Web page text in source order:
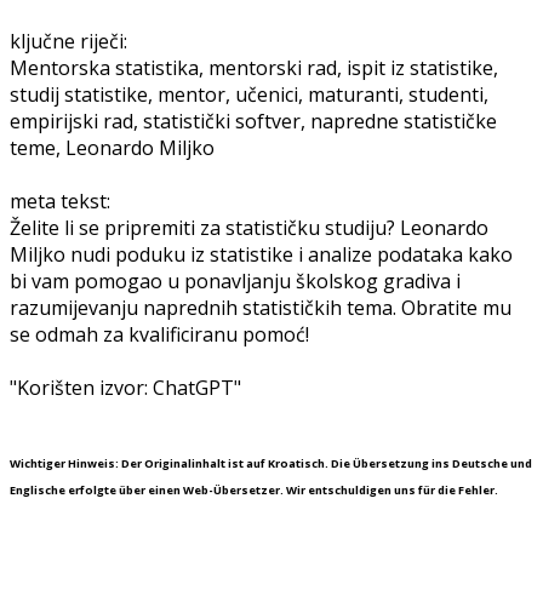
ključne riječi:
Mentorska statistika, mentorski rad, ispit iz statistike,
studij statistike, mentor, učenici, maturanti, studenti,
empirijski rad, statistički softver, napredne statističke
teme, Leonardo Miljko
meta tekst:
Želite li se pripremiti za statističku studiju? Leonardo
Miljko nudi poduku iz statistike i analize podataka kako
bi vam pomogao u ponavljanju školskog gradiva i
razumijevanju naprednih statističkih tema. Obratite mu
se odmah za kvalificiranu pomoć!
"Korišten izvor: ChatGPT"
Wichtiger Hinweis: Der Originalinhalt ist auf Kroatisch. Die Übersetzung ins Deutsche und
Englische erfolgte über einen Web-Übersetzer. Wir entschuldigen uns für die Fehler.